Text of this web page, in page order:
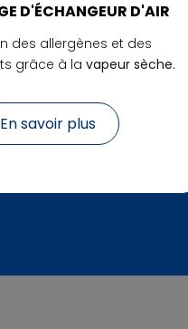
D'ÉCHANGEUR D'AIR
des allergènes et des
grâce à la vapeur sèche.
En savoir plus